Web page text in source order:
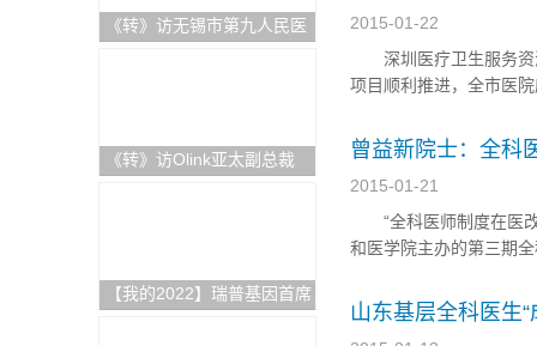
《转》访无锡市第九人民医
《转》访Olink亚太副总裁
【我的2022】瑞普基因首席
2015-01-22
深圳医疗卫生服务资
项目顺利推进，全市医
建等项目。同时，还将
曾益新院士：全科
2015-01-21
“全科医师制度在医改
和医学院主办的第三期
空间、自身岗位晋升、
山东基层全科医生“